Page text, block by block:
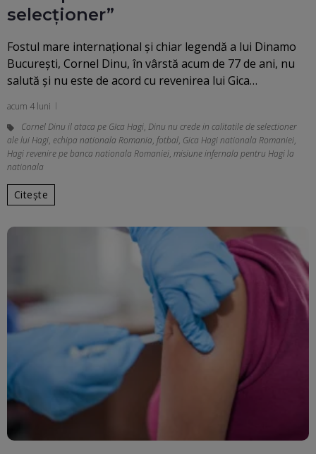
selecționer”
Fostul mare internațional și chiar legendă a lui Dinamo
București, Cornel Dinu, în vârstă acum de 77 de ani, nu
salută și nu este de acord cu revenirea lui Gica…
acum 4 luni
Cornel Dinu il ataca pe GIca Hagi, Dinu nu crede in calitatile de selectioner
ale lui Hagi, echipa nationala Romania, fotbal, Gica Hagi nationala Romaniei,
Hagi revenire pe banca nationala Romaniei, misiune infernala pentru Hagi la
nationala
Citește